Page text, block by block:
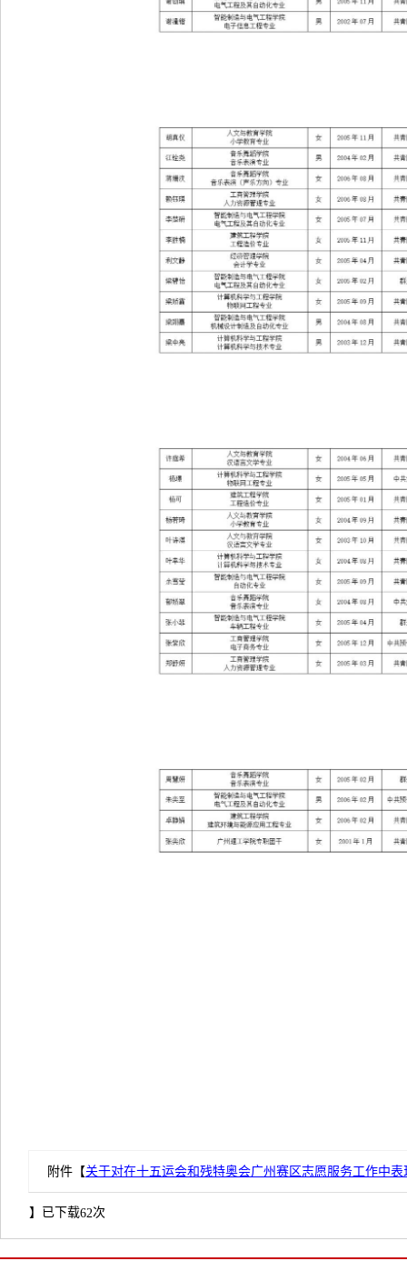
附件【关于对在十五运会和残特奥会广州赛区志愿服务工作中
】已下载62次